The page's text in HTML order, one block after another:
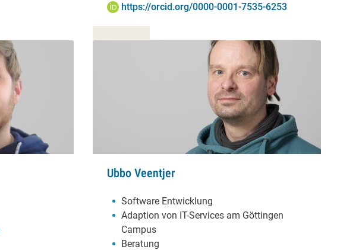
ORCID iD:
https://orcid.org/0000-0001-7535-6253
Ubbo Veentjer
Schwerpunkte:
Software Entwicklung
Adaption von IT-Services am Göttingen
Campus
Beratung